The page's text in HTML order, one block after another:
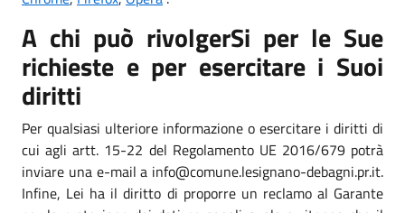
A chi può rivolgerSi per le Sue
richieste e per esercitare i Suoi
diritti
Per qualsiasi ulteriore informazione o esercitare i diritti di
cui agli artt. 15-22 del Regolamento UE 2016/679 potrà
inviare una e-mail a info@comune.lesignano-debagni.pr.it.
Infine, Lei ha il diritto di proporre un reclamo al Garante